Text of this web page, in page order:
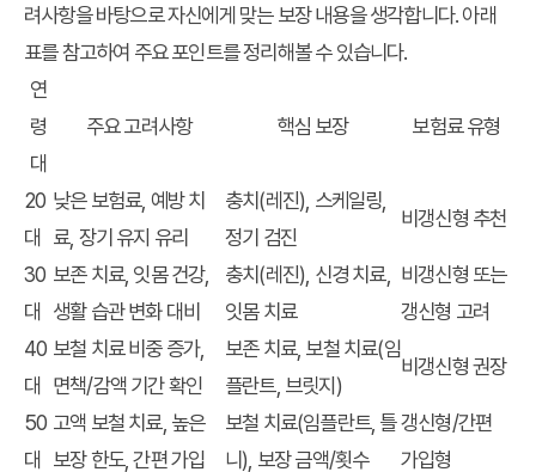
려사항을 바탕으로 자신에게 맞는 보장 내용을 생각합니다. 아래
표를 참고하여 주요 포인트를 정리해볼 수 있습니다.
연
령
대
주요 고려사항 핵심 보장 보험료 유형
20
대
낮은 보험료, 예방 치
료, 장기 유지 유리
충치(레진), 스케일링,
정기 검진
비갱신형 추천
30
대
보존 치료, 잇몸 건강,
생활 습관 변화 대비
충치(레진), 신경 치료,
잇몸 치료
비갱신형 또는
갱신형 고려
40
대
보철 치료 비중 증가,
면책/감액 기간 확인
보존 치료, 보철 치료(임
플란트, 브릿지)
비갱신형 권장
50
대
고액 보철 치료, 높은
보장 한도, 간편 가입
보철 치료(임플란트, 틀
니), 보장 금액/횟수
갱신형/간편
가입형